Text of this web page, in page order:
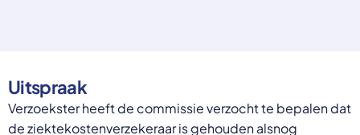
Overheid moet proactief
ondersteuning bieden bij schulden, niet
български
Українська
русский
Uitspraak
Verzoekster heeft de commissie verzocht te bepalen dat
de ziektekostenverzekeraar is gehouden alsnog